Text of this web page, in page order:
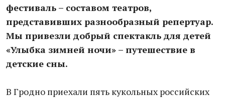
фестиваль – составом театров,
представивших разнообразный репертуар.
Мы привезли добрый спектакль для детей
«Улыбка зимней ночи» – путешествие в
детские сны.
В Гродно приехали пять кукольных российских